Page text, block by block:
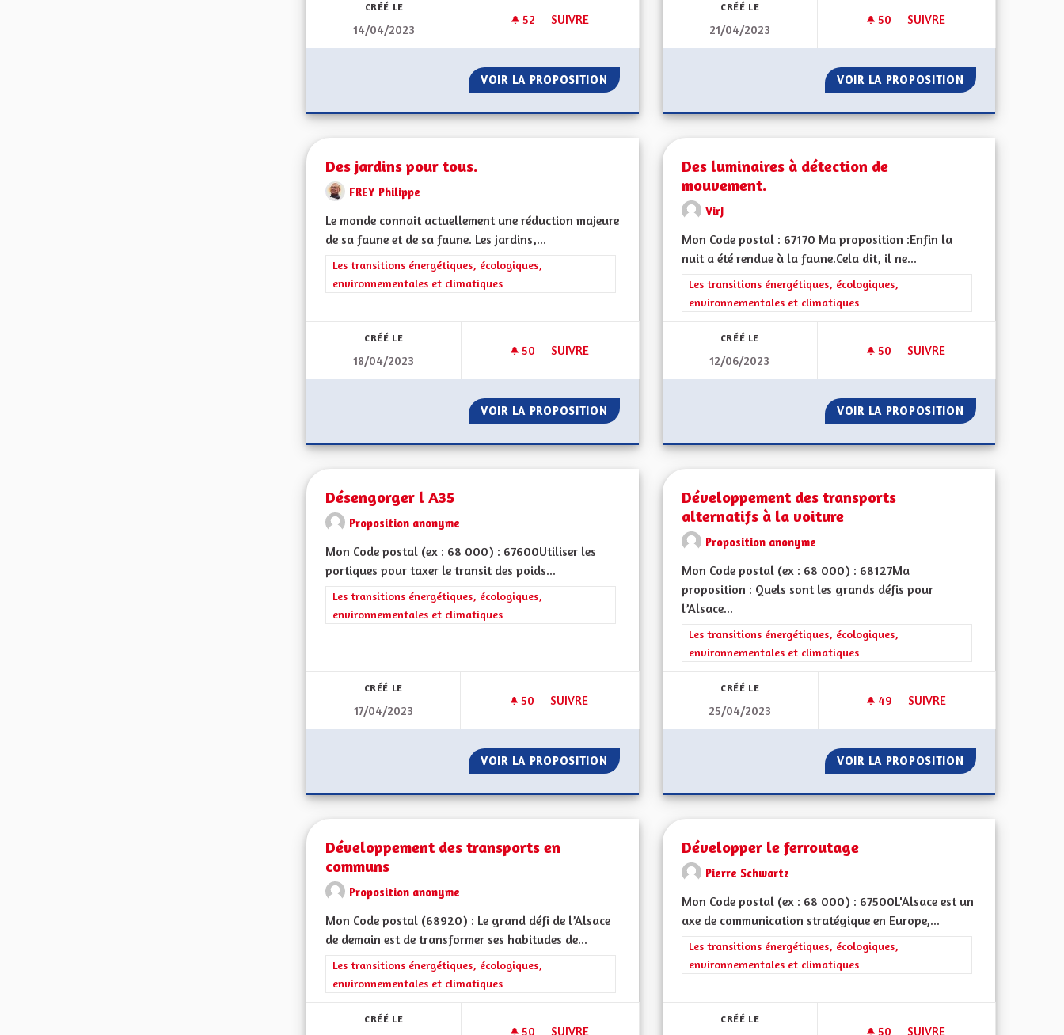
CRÉÉ LE
14/04/2023
52 52 ABONNÉS
SUIVRE
VOIR LA PROPOSITION DÉPOLLUTION SAUVAGE
CRÉÉ LE
21/04/2023
50 50 ABONNÉS
SUIVRE
VOIR LA PROPOSITION DES BENNES DE
Des jardins pour tous.
FREY Philippe
Le monde connait actuellement une réduction majeure
de sa faune et de sa faune. Les jardins,...
Filtrer les résultats de la catégorie : Les transitions énergétiques, écologiques, environnementales et climatiques
Les transitions énergétiques, écologiques,
environnementales et climatiques
CRÉÉ LE
18/04/2023
50 50 ABONNÉS
SUIVRE
VOIR LA PROPOSITION DES JARDINS POUR TOUS.
Des luminaires à détection de
mouvement.
VirJ
Mon Code postal : 67170 Ma proposition :Enfin la
nuit a été rendue à la faune.Cela dit, il ne...
Filtrer les résultats de la catégorie : Les transitions énergétiques,
Les transitions énergétiques, écologiques,
environnementales et climatiques
CRÉÉ LE
12/06/2023
50 50 ABONNÉS
SUIVRE
VOIR LA PROPOSITION DES
Désengorger l A35
Proposition anonyme
Mon Code postal (ex : 68 000) : 67600Utiliser les
portiques pour taxer le transit des poids...
Filtrer les résultats de la catégorie : Les transitions énergétiques, écologiques, environnementales et climatiques
Les transitions énergétiques, écologiques,
environnementales et climatiques
CRÉÉ LE
17/04/2023
50 50 ABONNÉS
SUIVRE
VOIR LA PROPOSITION DÉSENGORGER L A35
Développement des transports
alternatifs à la voiture
Proposition anonyme
Mon Code postal (ex : 68 000) : 68127Ma
proposition : Quels sont les grands défis pour
l’Alsace...
Filtrer les résultats de la catégorie : Les transitions énergétiques,
Les transitions énergétiques, écologiques,
environnementales et climatiques
CRÉÉ LE
25/04/2023
49 49 ABONNÉS
SUIVRE
VOIR LA PROPOSITION
Développement des transports en
communs
Proposition anonyme
Mon Code postal (68920) : Le grand défi de l’Alsace
de demain est de transformer ses habitudes de...
Filtrer les résultats de la catégorie : Les transitions énergétiques, écologiques, environnementales et climatiques
Les transitions énergétiques, écologiques,
environnementales et climatiques
CRÉÉ LE
50 50 ABONNÉS
SUIVRE
Développer le ferroutage
Pierre Schwartz
Mon Code postal (ex : 68 000) : 67500L'Alsace est un
axe de communication stratégique en Europe,...
Filtrer les résultats de la catégorie : Les transitions énergétiques,
Les transitions énergétiques, écologiques,
environnementales et climatiques
CRÉÉ LE
50 50 ABONNÉS
SUIVRE